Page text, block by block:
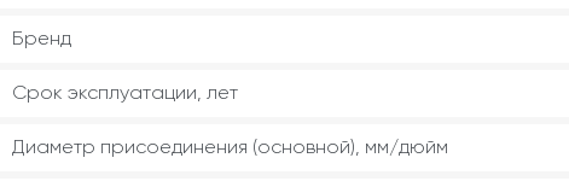
Бренд
Срок эксплуатации, лет
Диаметр присоединения (основной), мм/дюйм